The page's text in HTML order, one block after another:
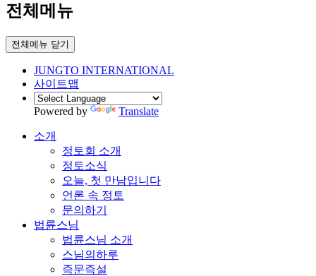
전체메뉴
전체메뉴 닫기
JUNGTO INTERNATIONAL
사이트맵
Powered by Translate
소개
정토회 소개
정토소식
오늘, 첫 만남입니다
언론 속 정토
문의하기
법륜스님
법륜스님 소개
스님의하루
즉문즉설